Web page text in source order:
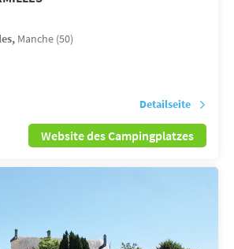
Manche (50)
Detailseite
Website des Campingplatzes